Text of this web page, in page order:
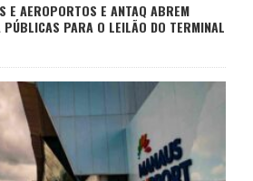
E AEROPORTOS E ANTAQ ABREM
PÚBLICAS PARA O LEILÃO DO TERMINAL